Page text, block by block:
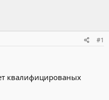
#1
квалифицированых